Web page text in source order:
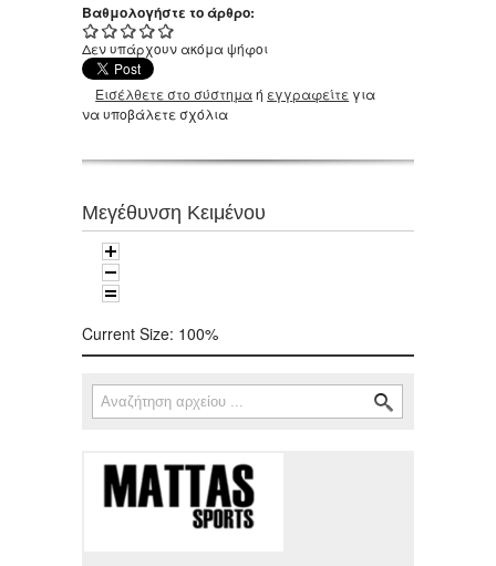
Βαθμολογήστε το άρθρο:
Δεν υπάρχουν ακόμα ψήφοι
Εισέλθετε στο σύστημαή εγγραφείτε για
να υποβάλετε σχόλια
Μεγέθυνση Κειμένου
Current Size: 100%
Φόρμα αναζήτησης
Αναζήτηση